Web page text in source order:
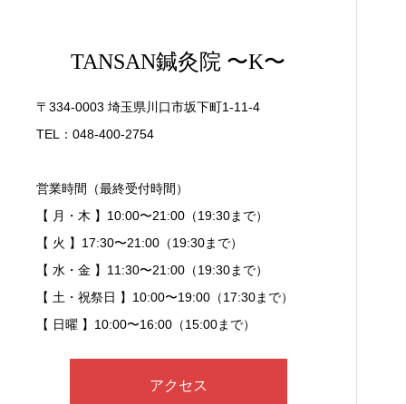
TANSAN鍼灸院 〜K〜
〒334-0003 埼玉県川口市坂下町1-11-4
TEL：048-400-2754
営業時間（最終受付時間）
【 月・木 】10:00〜21:00（19:30まで）
【 火 】17:30〜21:00（19:30まで）
【 水・金 】11:30〜21:00（19:30まで）
【 土・祝祭日 】10:00〜19:00（17:30まで）
【 日曜 】10:00〜16:00（15:00まで）
アクセス